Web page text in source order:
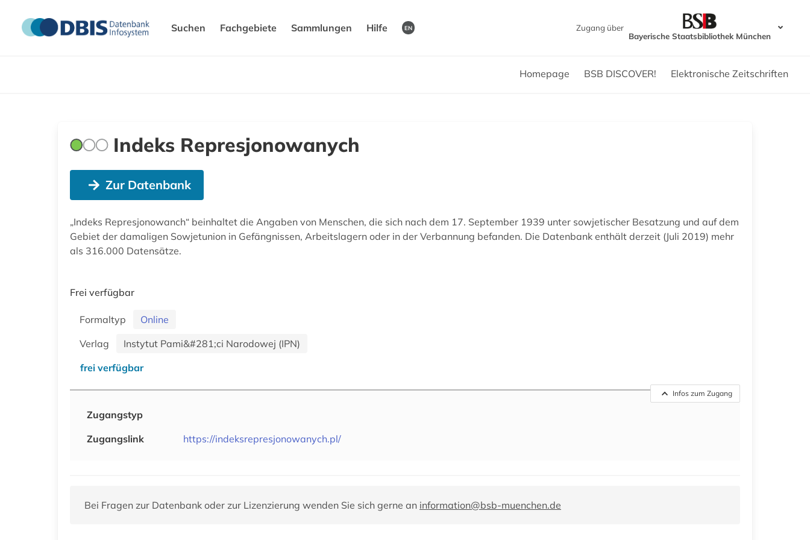
Suchen Fachgebiete Sammlungen Hilfe EN
Zugang über
Bayerische Staatsbibliothek München
Homepage BSB DISCOVER! Elektronische Zeitschriften
Indeks Represjonowanych
Zur Datenbank
„Indeks Represjonowanch“ beinhaltet die Angaben von Menschen, die sich nach dem 17. September 1939 unter sowjetischer Besatzung und auf dem
Gebiet der damaligen Sowjetunion in Gefängnissen, Arbeitslagern oder in der Verbannung befanden. Die Datenbank enthält derzeit (Juli 2019) mehr
als 316.000 Datensätze.
Frei verfügbar
Formaltyp
Online
Verlag
Instytut Pami&#281;ci Narodowej (IPN)
frei verfügbar
Infos zum Zugang
Zugangstyp
Zugangslink
https://indeksrepresjonowanych.pl/
Bei Fragen zur Datenbank oder zur Lizenzierung wenden Sie sich gerne an information@bsb-muenchen.de